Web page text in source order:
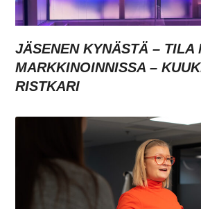
JÄSENEN KYNÄSTÄ – TILA
MARKKINOINNISSA –
RISTKARI